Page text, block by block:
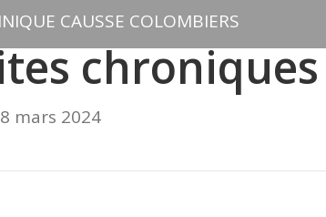
CAUSSE COLOMBIERS
chroniques
mars 2024